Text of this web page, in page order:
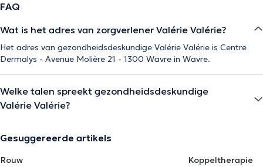
FAQ
Wat is het adres van zorgverlener Valérie Valérie?
Het adres van gezondheidsdeskundige Valérie Valérie is Centre
Dermalys - Avenue Molière 21 - 1300 Wavre in Wavre.
Welke talen spreekt gezondheidsdeskundige
Valérie Valérie?
Gesuggereerde artikels
Rouw
Koppeltherapie